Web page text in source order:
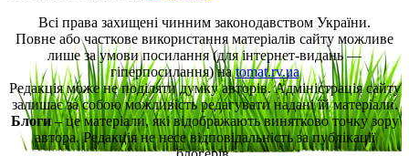
Всі права захищені чинним законодавством України.
Повне або часткове використання матеріалів сайту можливе
лише за умови посилання (для інтернет-видань —
гіперпосилання) наtomat.rv.ua
Редакція може не поділяти думку авторів. Адміністрація сайту
залишає за собою можливість редагувати надані їй матеріали.
Блоги– це матеріали, які відображають винятково точку зору
автора. Редакція не несе відповідальність за публікації